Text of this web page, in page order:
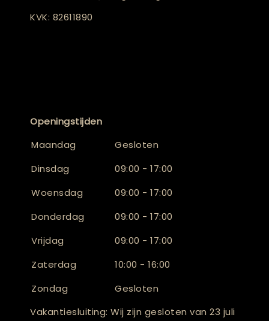
KVK: 82611890
Openingstijden
Maandag
Gesloten
Dinsdag
09:00 - 17:00
Woensdag
09:00 - 17:00
Donderdag
09:00 - 17:00
Vrijdag
09:00 - 17:00
Zaterdag
10:00 - 16:00
Zondag
Gesloten
Vakantiesluiting: Wij zijn gesloten van 23 juli